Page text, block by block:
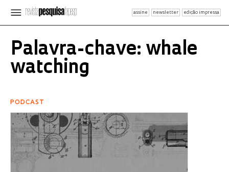
assine newsletter edição impressa
Palavra-chave: whale
watching
PODCAST